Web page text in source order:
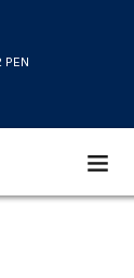
PEN